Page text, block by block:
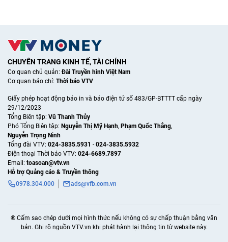
CHUYÊN TRANG KINH TẾ, TÀI CHÍNH
Cơ quan chủ quản:Đài Truyền hình Việt Nam
Cơ quan báo chí: Thời báo VTV
Giấy phép hoạt động báo in và báo điện tử số 483/GP-BTTTT cấp ngày
29/12/2023
Tổng Biên tập: Vũ Thanh Thủy
Phó Tổng Biên tập: Nguyễn Thị Mỹ Hạnh, Phạm Quốc Thắng,
Nguyễn Trọng Ninh
Tổng đài VTV: 024-3835.5931 - 024-3835.5932
Ðiện thoại Thời báo VTV: 024-6689.7897
Email: toasoan@vtv.vn
Hỗ trợ Quảng cáo & Truyền thông
0978.304.000
ads@vfb.com.vn
® Cấm sao chép dưới mọi hình thức nếu không có sự chấp thuận bằng văn
bản. Ghi rõ nguồn VTV.vn khi phát hành lại thông tin từ website này.